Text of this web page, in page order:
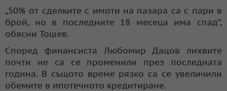
„50% от сделките с имоти на пазара са с пари в
брой, но в последните 18 месеца има спад”,
обясни Тошев.
Според финансиста Любомир Дацов лихвите
почти не са се променили през последната
година. В същото време рязко са се увеличили
обемите в ипотечното кредитиране.